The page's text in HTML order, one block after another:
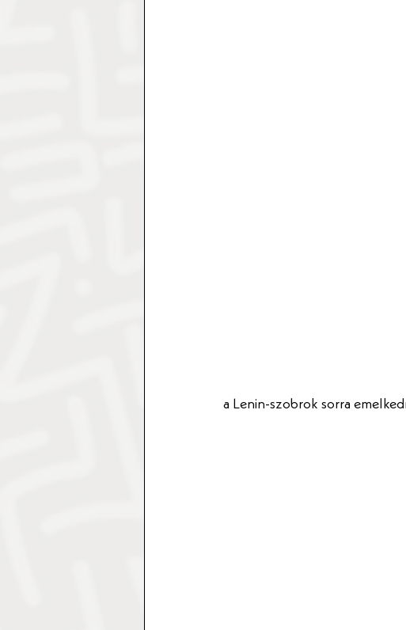
a Lenin-szobrok sorra